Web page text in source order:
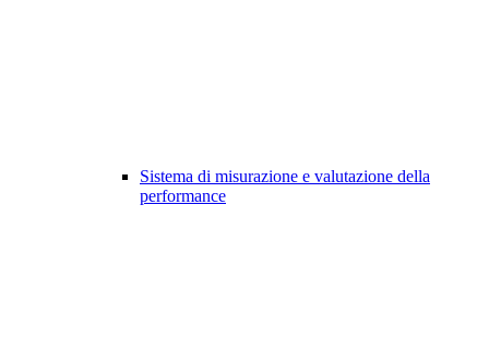
Sistema di misurazione e valutazione della
performance